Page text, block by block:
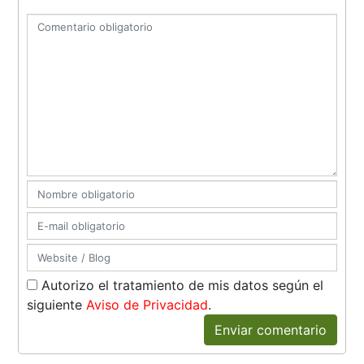
Autorizo el tratamiento de mis datos según el
siguienteAviso de Privacidad.
Enviar comentario